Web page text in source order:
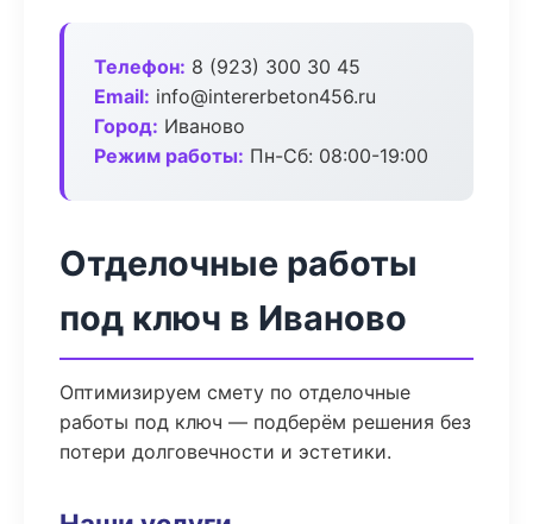
Телефон: 8 (923) 300 30 45
Email: info@intererbeton456.ru
Город: Иваново
Режим работы: Пн-Сб: 08:00-19:00
Отделочные работы
под ключ в Иваново
Оптимизируем смету по отделочные
работы под ключ — подберём решения без
потери долговечности и эстетики.